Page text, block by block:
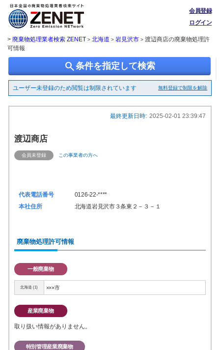
会員登録
ログイン
> 廃棄物処理業者検索 ZENET > 北海道 > 岩見沢市> 渡辺商店の廃棄物処理許
可情報
search条件を指定して検索
ユーザー未登録のため閲覧は制限されています 無料登録で制限を解除
最終更新日時: 2025-02-01 23:39:47
渡辺商店
会員未登録 この事業者の方へ
代表電話番号
0126-22-****
本社住所
北海道岩見沢市３条東２－３－１
廃棄物処理許可情報
一般廃棄物
北海道 (1) ×××市
産業廃棄物
取り扱い情報がありません。
特別管理産業廃棄物